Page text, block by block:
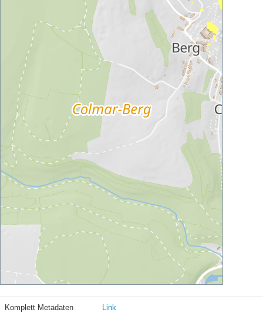
Komplett Metadaten Link